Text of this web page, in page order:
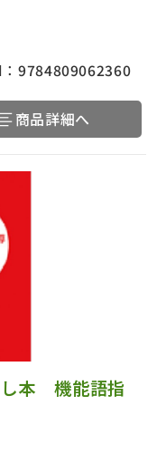
9784809062360
商品詳細へ
本 機能語指